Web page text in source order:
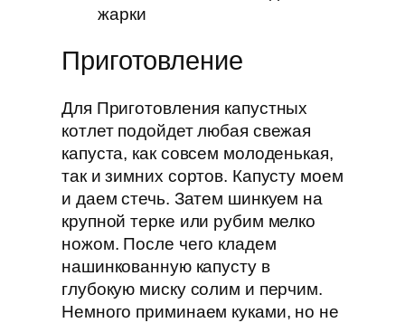
жарки
Приготовление
Для Приготовления капустных
котлет подойдет любая свежая
капуста, как совсем молоденькая,
так и зимних сортов. Капусту моем
и даем стечь. Затем шинкуем на
крупной терке или рубим мелко
ножом. После чего кладем
нашинкованную капусту в
глубокую миску солим и перчим.
Немного приминаем куками, но не